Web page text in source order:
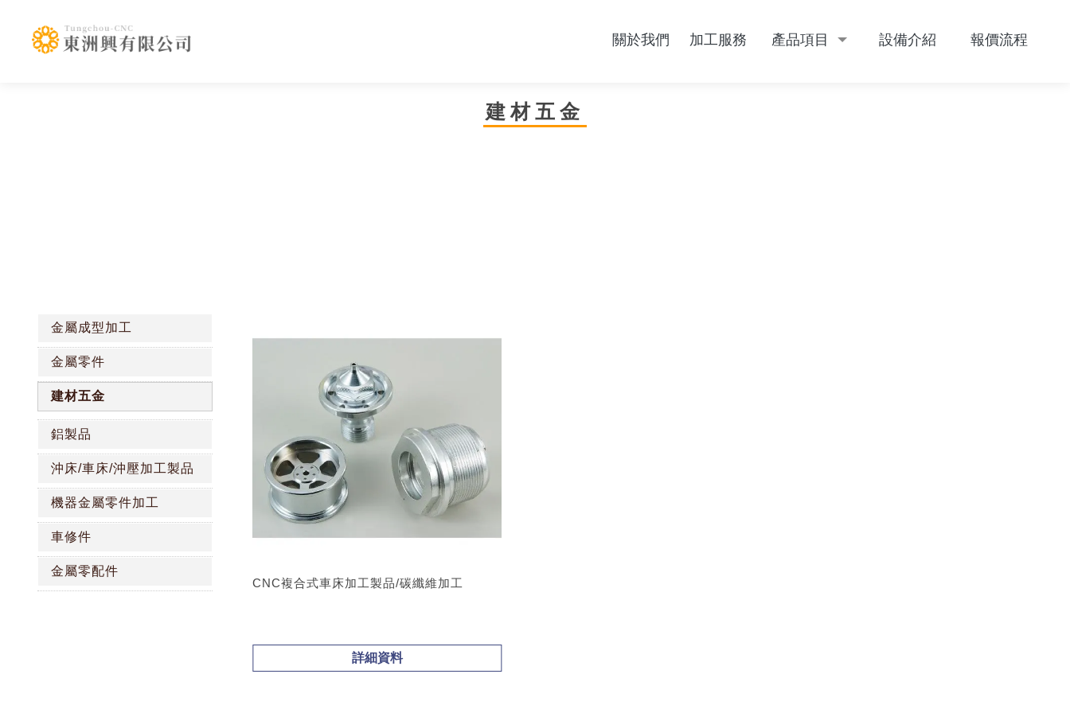
關於我們
加工服務
產品項目
設備介紹
報價流程
建材五金
金屬成型加工
金屬零件
建材五金
鋁製品
沖床/車床/沖壓加工製品
機器金屬零件加工
車修件
金屬零配件
CNC複合式車床加工製品/碳纖維加工
詳細資料